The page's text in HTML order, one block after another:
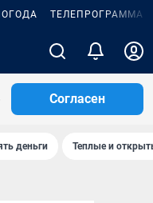
ТЕЛЕПРОГРАММА
Согласен
деньги Теплые и